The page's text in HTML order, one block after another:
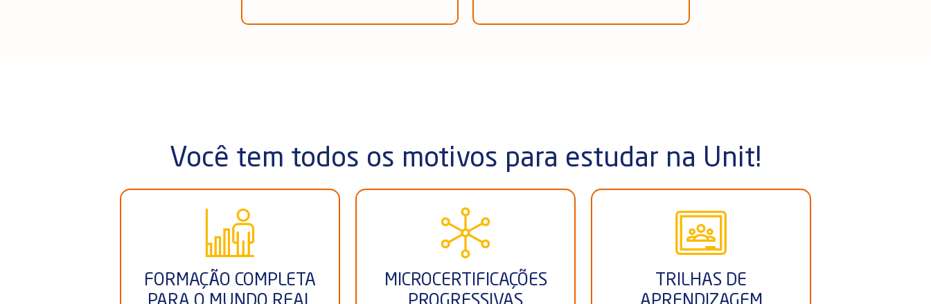
Você tem todos os motivos para estudar na Unit!
FORMAÇÃO COMPLETA
MICROCERTIFICAÇÕES
TRILHAS DE